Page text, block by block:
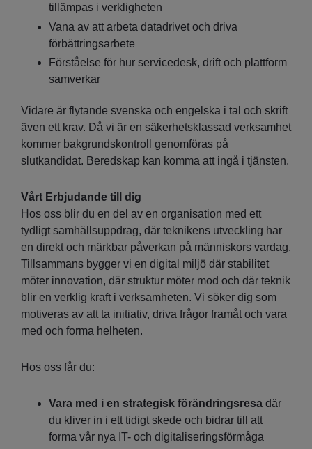
tillämpas i verkligheten
Vana av att arbeta datadrivet och driva
förbättringsarbete
Förståelse för hur servicedesk, drift och plattform
samverkar
Vidare är flytande svenska och engelska i tal och skrift
även ett krav. Då vi är en säkerhetsklassad verksamhet
kommer bakgrundskontroll genomföras på
slutkandidat. Beredskap kan komma att ingå i tjänsten.
Vårt Erbjudande till dig
Hos oss blir du en del av en organisation med ett
tydligt samhällsuppdrag, där teknikens utveckling har
en direkt och märkbar påverkan på människors vardag.
Tillsammans bygger vi en digital miljö där stabilitet
möter innovation, där struktur möter mod och där teknik
blir en verklig kraft i verksamheten. Vi söker dig som
motiveras av att ta initiativ, driva frågor framåt och vara
med och forma helheten.
Hos oss får du:
Vara med i en strategisk förändringsresa där
du kliver in i ett tidigt skede och bidrar till att
forma vår nya IT- och digitaliseringsförmåga